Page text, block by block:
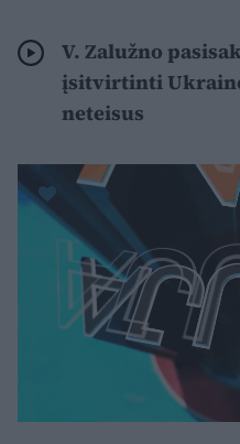
V. Zalužno
įsitvirtinti
neteisus